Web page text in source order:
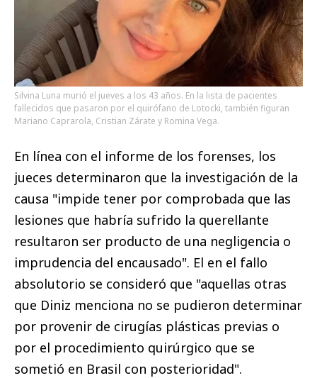
Silvina Luna murió el jueves a los 43 años. En la lista de pacientes
fallecidos que pasaron por el quirófano de Lotocki, también figuran
Mariano Caprarola, Cristian Zárate y Romina Vega.
En línea con el informe de los forenses, los
jueces determinaron que la investigación de la
causa "impide tener por comprobada que las
lesiones que habría sufrido la querellante
resultaron ser producto de una negligencia o
imprudencia del encausado". El en el fallo
absolutorio se consideró que "aquellas otras
que Diniz menciona no se pudieron determinar
por provenir de cirugías plásticas previas o
por el procedimiento quirúrgico que se
sometió en Brasil con posterioridad".